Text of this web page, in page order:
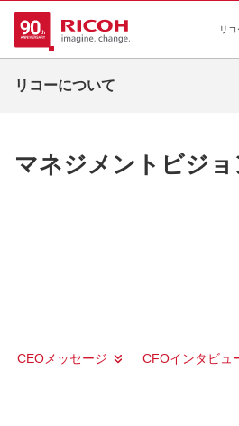
リ
リコーについて
マネジメントビジョ
CEOメッセージ CFOインタビュ